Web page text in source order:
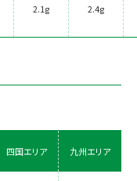
2.1g 2.4g
四国エリア 九州エリア